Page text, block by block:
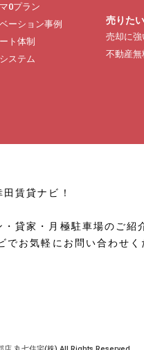
0プラン
ーション事例
ト体制
ステム
売りたい
売却に強
不動産無
賃貸ナビ！
貸家・月極駐車場のご紹
お気軽にお問い合わせ